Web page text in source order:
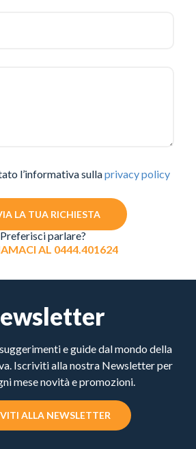
l’informativa sullaprivacy policy
LA TUA RICHIESTA
Preferisci parlare?
AL 0444.401624
e guide dal mondo della
Iscriviti alla nostra Newsletter per
mese novità e promozioni.
ALLA NEWSLETTER